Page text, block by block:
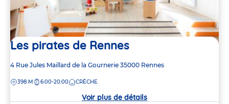
Les pirates de Rennes
Adresse
la
4 Rue Jules Maillard de la Gournerie 35000 Rennes
DISTANCE
398 M 6:00-20:00 CRÈCHE
Voir plus de détails